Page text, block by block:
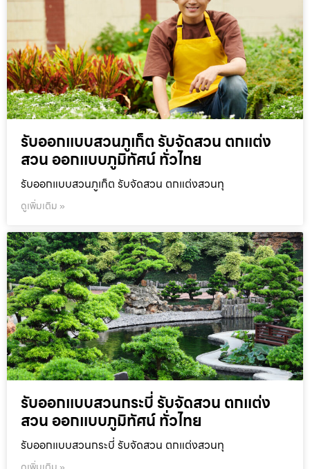
รับออกแบบสวนภูเก็ต รับจัดสวน ตกแต่ง
สวน ออกแบบภูมิทัศน์ ทั่วไทย
รับออกแบบสวนภูเก็ต รับจัดสวน ตกแต่งสวนทุ
ดูเพิ่มเติม »
รับออกแบบสวนกระบี่ รับจัดสวน ตกแต่ง
สวน ออกแบบภูมิทัศน์ ทั่วไทย
รับออกแบบสวนกระบี่ รับจัดสวน ตกแต่งสวนทุ